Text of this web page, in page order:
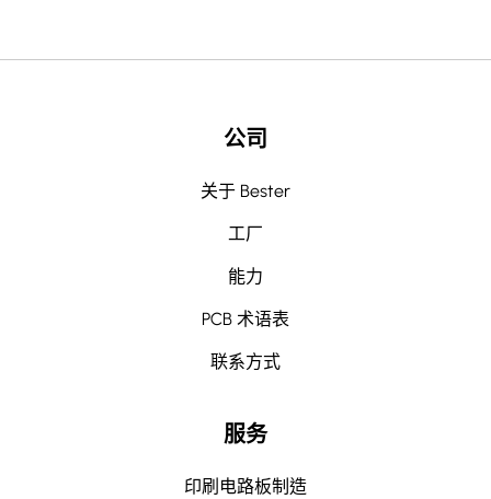
公司
关于 Bester
工厂
能力
PCB 术语表
联系方式
服务
印刷电路板制造